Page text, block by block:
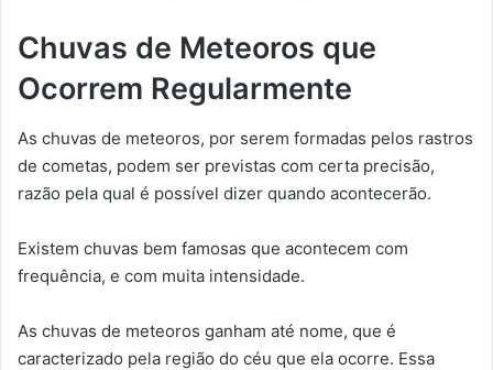
Chuvas de Meteoros que
Ocorrem Regularmente
As chuvas de meteoros, por serem formadas pelos rastros
de cometas, podem ser previstas com certa precisão,
razão pela qual é possível dizer quando acontecerão.
Existem chuvas bem famosas que acontecem com
frequência, e com muita intensidade.
As chuvas de meteoros ganham até nome, que é
caracterizado pela região do céu que ela ocorre. Essa